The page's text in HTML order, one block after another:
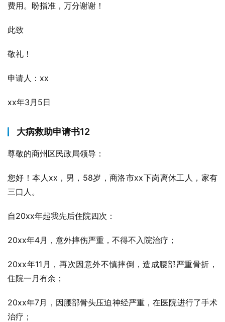
费用。盼指准，万分谢谢！
此致
敬礼！
申请人：xx
xx年3月5日
大病救助申请书12
尊敬的商州区民政局领导：
您好！本人xx，男，58岁，商洛市xx下岗离休工人，家有
三口人。
自20xx年起我先后住院四次：
20xx年4月，意外摔伤严重，不得不入院治疗；
20xx年11月，再次因意外不慎摔倒，造成腰部严重骨折，
住院一月有余；
20xx年7月，因腰部骨头压迫神经严重，在医院进行了手术
治疗；